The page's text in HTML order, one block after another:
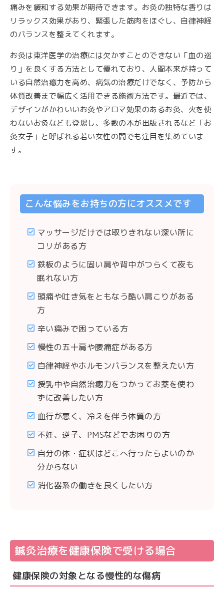
痛みを緩和する効果が期待できます。お灸の独特な香りは
リラックス効果があり、緊張した筋肉をほぐし、自律神経
のバランスを整えてくれます。
お灸は東洋医学の治療には欠かすことのできない「血の巡
り」を良くする方法として優れており、人間本来が持って
いる自然治癒力を高め、病気の治療だけでなく、予防から
体質改善まで幅広く活用できる施術方法です。最近では、
デザインがかわいいお灸やアロマ効果のあるお灸、火を使
わないお灸なども登場し、多数の本が出版されるなど「お
灸女子」と呼ばれる若い女性の間でも注目を集めていま
す。
こんな悩みをお持ちの方にオススメです
マッサージだけでは取りきれない深い所に
コリがある方
鉄板のように固い肩や背中がつらくて夜も
眠れない方
頭痛や吐き気をともなう酷い肩こりがある
方
辛い痛みで困っている方
慢性の五十肩や腰痛症がある方
自律神経やホルモンバランスを整えたい方
授乳中や自然治癒力をつかってお薬を使わ
ずに改善したい方
血行が悪く、冷えを伴う体質の方
不妊、逆子、PMSなどでお困りの方
自分の体・症状はどこへ行ったらよいのか
分からない
消化器系の働きを良くしたい方
鍼灸治療を健康保険で受ける場合
健康保険の対象となる慢性的な傷病